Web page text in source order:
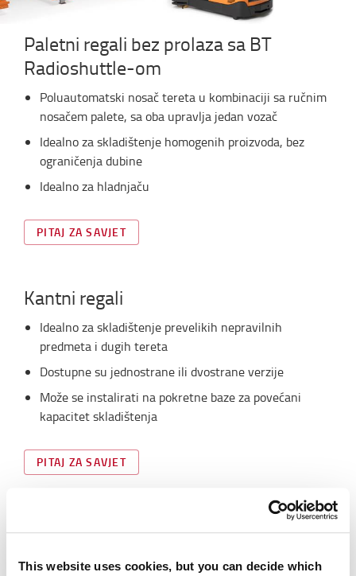
This website uses cookies, but you can decide which
Paletni regali bez prolaza sa BT
Radioshuttle-om
Poluautomatski nosač tereta u kombinaciji sa ručnim
nosačem palete, sa oba upravlja jedan vozač
Idealno za skladištenje homogenih proizvoda, bez
ograničenja dubine
Idealno za hladnjaču
PITAJ ZA SAVJET
Kantni regali
Idealno za skladištenje prevelikih nepravilnih
predmeta i dugih tereta
Dostupne su jednostrane ili dvostrane verzije
Može se instalirati na pokretne baze za povećani
kapacitet skladištenja
PITAJ ZA SAVJET
Police